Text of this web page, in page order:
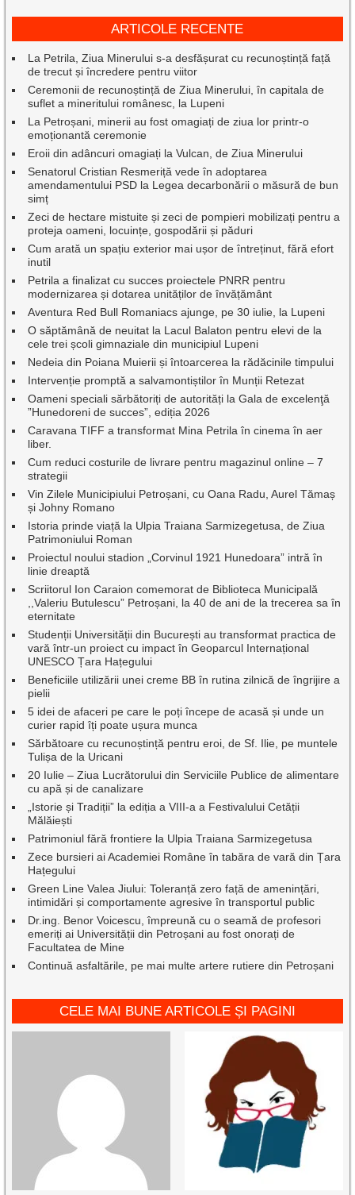
ARTICOLE RECENTE
La Petrila, Ziua Minerului s-a desfășurat cu recunoștință față
de trecut și încredere pentru viitor
Ceremonii de recunoștință de Ziua Minerului, în capitala de
suflet a mineritului românesc, la Lupeni
La Petroșani, minerii au fost omagiați de ziua lor printr-o
emoționantă ceremonie
Eroii din adâncuri omagiați la Vulcan, de Ziua Minerului
Senatorul Cristian Resmeriță vede în adoptarea
amendamentului PSD la Legea decarbonării o măsură de bun
simț
Zeci de hectare mistuite și zeci de pompieri mobilizați pentru a
proteja oameni, locuințe, gospodării și păduri
Cum arată un spațiu exterior mai ușor de întreținut, fără efort
inutil
Petrila a finalizat cu succes proiectele PNRR pentru
modernizarea și dotarea unităților de învățământ
Aventura Red Bull Romaniacs ajunge, pe 30 iulie, la Lupeni
O săptămână de neuitat la Lacul Balaton pentru elevi de la
cele trei școli gimnaziale din municipiul Lupeni
Nedeia din Poiana Muierii și întoarcerea la rădăcinile timpului
Intervenție promptă a salvamontiștilor în Munții Retezat
Oameni speciali sărbătoriți de autorități la Gala de excelenţă
”Hunedoreni de succes”, ediția 2026
Caravana TIFF a transformat Mina Petrila în cinema în aer
liber.
Cum reduci costurile de livrare pentru magazinul online – 7
strategii
Vin Zilele Municipiului Petroșani, cu Oana Radu, Aurel Tămaș
și Johny Romano
Istoria prinde viață la Ulpia Traiana Sarmizegetusa, de Ziua
Patrimoniului Roman
Proiectul noului stadion „Corvinul 1921 Hunedoara” intră în
linie dreaptă
Scriitorul Ion Caraion comemorat de Biblioteca Municipală
,,Valeriu Butulescu” Petroșani, la 40 de ani de la trecerea sa în
eternitate
Studenții Universității din București au transformat practica de
vară într-un proiect cu impact în Geoparcul Internațional
UNESCO Țara Hațegului
Beneficiile utilizării unei creme BB în rutina zilnică de îngrijire a
pielii
5 idei de afaceri pe care le poți începe de acasă și unde un
curier rapid îți poate ușura munca
Sărbătoare cu recunoștință pentru eroi, de Sf. Ilie, pe muntele
Tulișa de la Uricani
20 Iulie – Ziua Lucrătorului din Serviciile Publice de alimentare
cu apă și de canalizare
„Istorie și Tradiții” la ediția a VIII-a a Festivalului Cetății
Mălăiești
Patrimoniul fără frontiere la Ulpia Traiana Sarmizegetusa
Zece bursieri ai Academiei Române în tabăra de vară din Țara
Hațegului
Green Line Valea Jiului: Toleranță zero față de amenințări,
intimidări și comportamente agresive în transportul public
Dr.ing. Benor Voicescu, împreună cu o seamă de profesori
emeriți ai Universității din Petroșani au fost onorați de
Facultatea de Mine
Continuă asfaltările, pe mai multe artere rutiere din Petroșani
CELE MAI BUNE ARTICOLE ȘI PAGINI